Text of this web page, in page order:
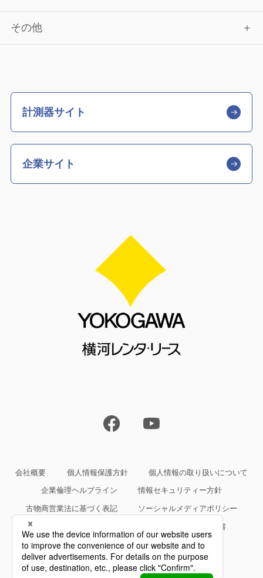
その他
計測器サイト
企業サイト
会社概要 個人情報保護方針 個人情報の取り扱いについて
企業倫理ヘルプライン 情報セキュリティー方針
古物商営業法に基づく表記 ソーシャルメディアポリシー
約款・規約等、サービス仕様書